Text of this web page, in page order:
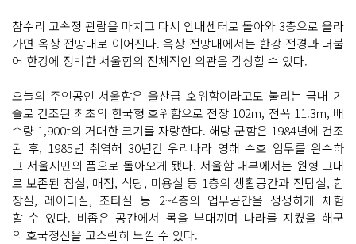
참수리 고속정 관람을 마치고 다시 안내센터로 돌아와 3층으로 올라
가면 옥상 전망대로 이어진다. 옥상 전망대에서는 한강 전경과 더불
어 한강에 정박한 서울함의 전체적인 외관을 감상할 수 있다.
오늘의 주인공인 서울함은 울산급 호위함이라고도 불리는 국내 기
술로 건조된 최초의 한국형 호위함으로 전장 102m, 전폭 11.3m, 배
수량 1,900t의 거대한 크기를 자랑한다. 해당 군함은 1984년에 건조
된 후, 1985년 취역해 30년간 우리나라 영해 수호 임무를 완수하
고 서울시민의 품으로 돌아오게 됐다. 서울함 내부에서는 원형 그대
로 보존된 침실, 매점, 식당, 미용실 등 1층의 생활공간과 전탐실, 함
장실, 레이더실, 조타실 등 2~4층의 업무공간을 생생하게 체험
할 수 있다. 비좁은 공간에서 몸을 부대끼며 나라를 지켰을 해군
의 호국정신을 고스란히 느낄 수 있다.